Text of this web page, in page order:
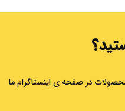
در صفحه ی اینستاگرام ما